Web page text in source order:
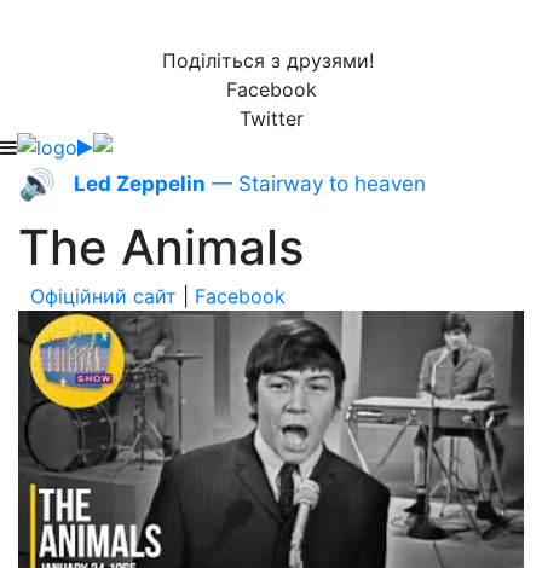
Поділіться з друзями!
Facebook
Twitter
🔊 Led Zeppelin — Stairway to heaven
The Animals
Офіційний сайт Facebook